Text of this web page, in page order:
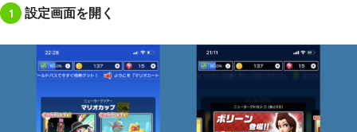
1 設定画面を開く